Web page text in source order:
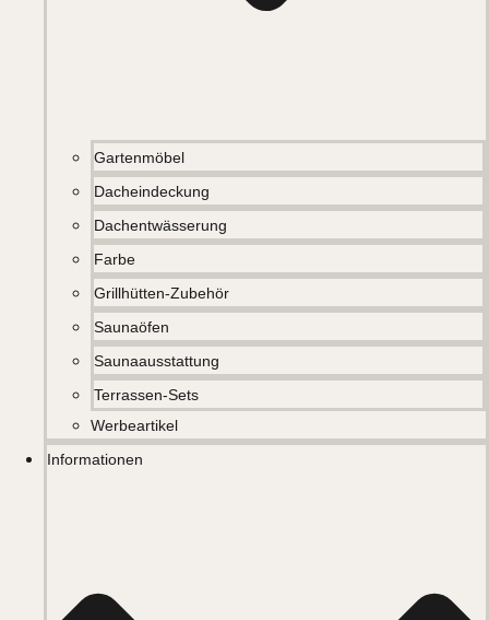
Gartenmöbel
Dacheindeckung
Dachentwässerung
Farbe
Grillhütten-Zubehör
Saunaöfen
Saunaausstattung
Terrassen-Sets
Werbeartikel
Informationen